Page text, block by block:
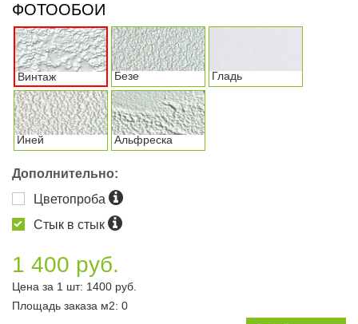
ФОТООБОИ
Винтаж Безе Гладь
Иней Альфреска
Дополнительно:
Цветопроба
Стык в стык
1 400 руб.
Цена за 1 шт: 1400 руб.
Площадь заказа м2: 0